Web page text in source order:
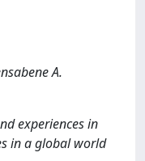
A.
experiences in
in a global world